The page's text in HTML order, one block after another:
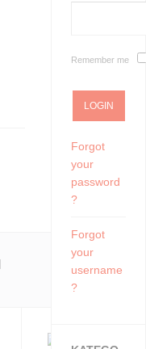
Remember me
Forgot
your
password
?
Forgot
your
username
?